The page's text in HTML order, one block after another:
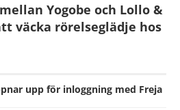
Yogobe och Lollo &
väcka rörelseglädje hos
upp för inloggning med Freja